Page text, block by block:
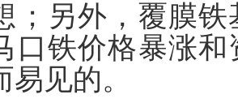
；另外，覆膜
口铁价格暴涨
易见的。